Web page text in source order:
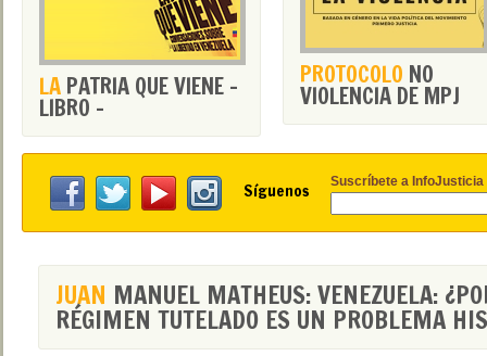
LA PATRIA QUE VIENE -
LIBRO -
PROTOCOLO NO
VIOLENCIA DE MPJ
Síguenos Suscríbete a InfoJusticia
JUAN MANUEL MATHEUS: VENEZUELA:
RÉGIMEN TUTELADO ES UN PROBLEMA